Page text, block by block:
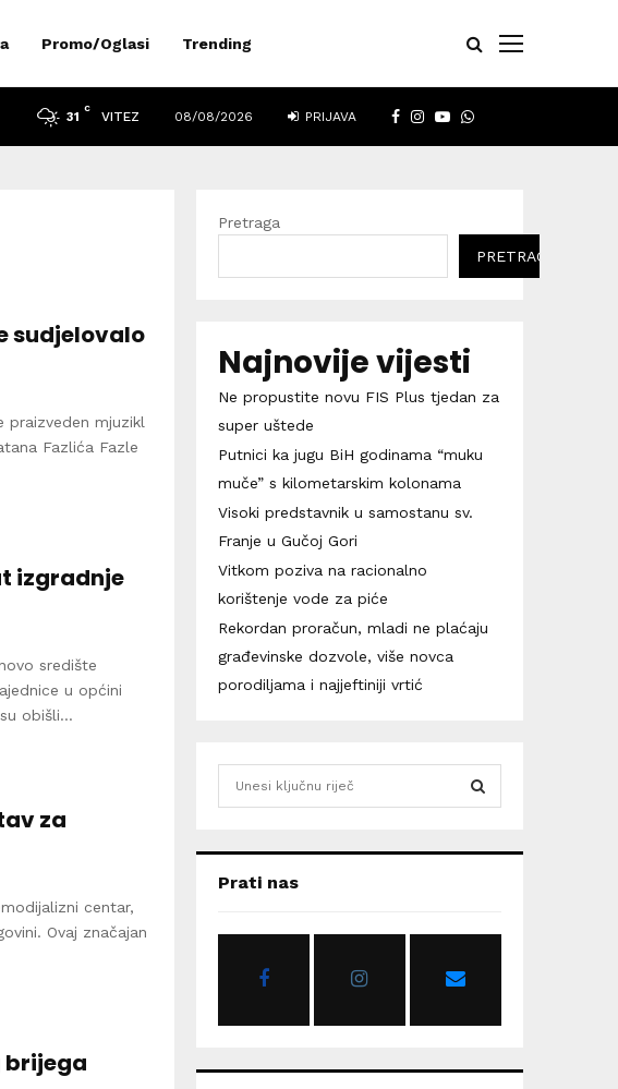
Promo/Oglasi Trending
FACEBOOK
INSTAGRAM
YOUTUBE
WHATSAPP
31
C
VITEZ 08/08/2026 PRIJAVA
sudjelovalo
praizveden mjuzikl
Fazlića Fazle
izgradnje
središte
u općini
obišli...
za
centar,
Ovaj značajan
brijega
Pretraga
PRETRAGA
Najnovije vijesti
Ne propustite novu FIS Plus tjedan za
super uštede
Putnici ka jugu BiH godinama “muku
muče” s kilometarskim kolonama
Visoki predstavnik u samostanu sv.
Franje u Gučoj Gori
Vitkom poziva na racionalno
korištenje vode za piće
Rekordan proračun, mladi ne plaćaju
građevinske dozvole, više novca
porodiljama i najjeftiniji vrtić
h
o
Prati nas